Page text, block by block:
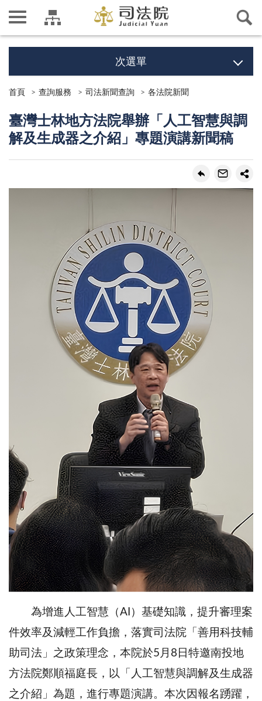
次選單
首頁 查詢服務 司法新聞查詢 各法院新聞
臺灣士林地方法院舉辦「人工智慧與調
解及生成器之介紹」專題演講新聞稿
為增進人工智慧（AI）基礎知識，提升審理案
件效率及減輕工作負擔，落實司法院「善用科技輔
助司法」之政策理念，本院於5月8日特邀南投地
方法院鄭順福庭長，以「人工智慧與調解及生成器
之介紹」為題，進行專題演講。本次因報名踴躍，